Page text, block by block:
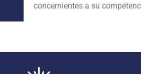
concernientes a su